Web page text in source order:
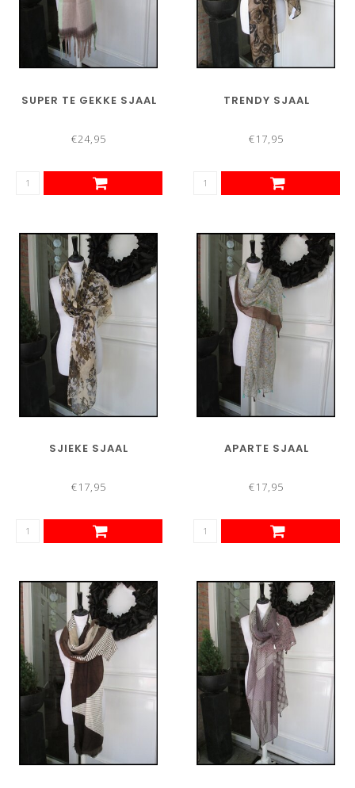
SUPER TE GEKKE SJAAL
€24,95
TRENDY SJAAL
€17,95
SJIEKE SJAAL
€17,95
APARTE SJAAL
€17,95